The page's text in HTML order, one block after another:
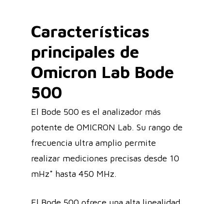
Características
principales de
Omicron Lab Bode
500
El Bode 500 es el analizador más
potente de OMICRON Lab. Su rango de
frecuencia ultra amplio permite
realizar mediciones precisas desde 10
mHz* hasta 450 MHz.